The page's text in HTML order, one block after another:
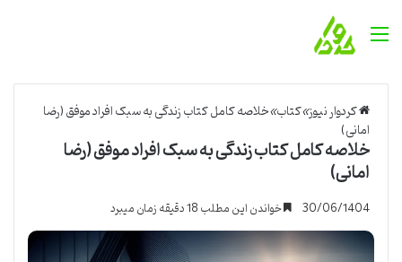
منو
کردوار نیوز»کتاب»خلاصه کامل کتاب زندگی به سبک افراد موفق (رضا
امانی)
خلاصه کامل کتاب زندگی به سبک افراد موفق (رضا
امانی)
30/06/1404 خواندن این مطلب 18 دقیقه زمان میبرد